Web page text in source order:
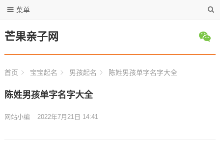
芒果亲子网
菜单
首页 宝宝起名 男孩起名 陈姓男孩单字名字大全
陈姓男孩单字名字大全
网站小编 2022年7月21日 14:41